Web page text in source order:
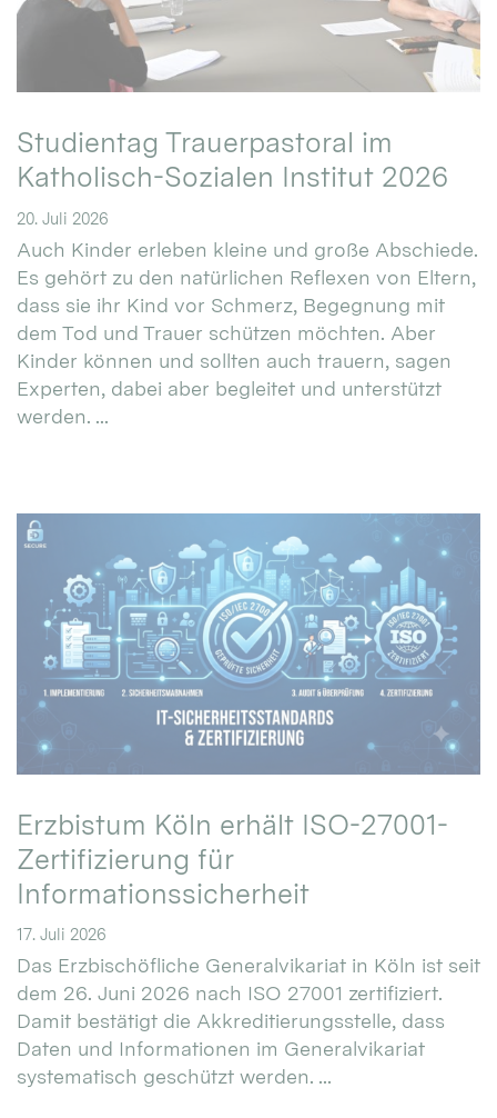
Studientag Trauerpastoral im
Katholisch-Sozialen Institut 2026
20. Juli 2026
Auch Kinder erleben kleine und große Abschiede.
Es gehört zu den natürlichen Reflexen von Eltern,
dass sie ihr Kind vor Schmerz, Begegnung mit
dem Tod und Trauer schützen möchten. Aber
Kinder können und sollten auch trauern, sagen
Experten, dabei aber begleitet und unterstützt
werden. ...
Erzbistum Köln erhält ISO-27001-
Zertifizierung für
Informationssicherheit
17. Juli 2026
Das Erzbischöfliche Generalvikariat in Köln ist seit
dem 26. Juni 2026 nach ISO 27001 zertifiziert.
Damit bestätigt die Akkreditierungsstelle, dass
Daten und Informationen im Generalvikariat
systematisch geschützt werden. ...